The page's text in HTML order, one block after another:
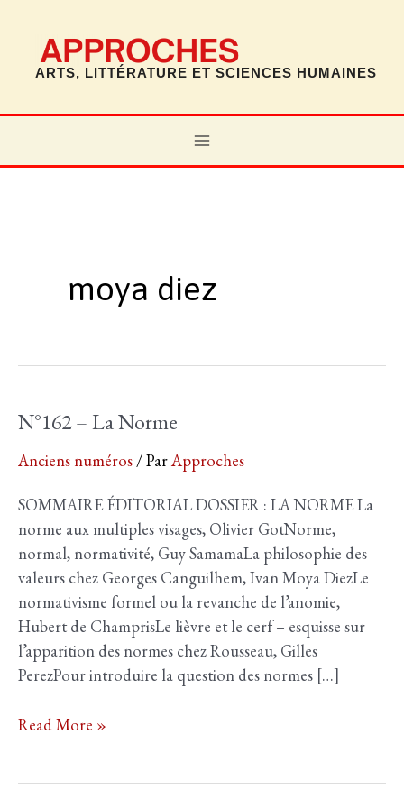
contenu
ARTS, LITTÉRATURE ET SCIENCES HUMAINES
MAIN
moya diez
N°162 – La Norme
Anciens numéros/ ParApproches
SOMMAIRE ÉDITORIAL DOSSIER : LA NORME La
norme aux multiples visages, Olivier GotNorme,
normal, normativité, Guy SamamaLa philosophie des
valeurs chez Georges Canguilhem, Ivan Moya DiezLe
normativisme formel ou la revanche de l’anomie,
Hubert de ChamprisLe lièvre et le cerf – esquisse sur
l’apparition des normes chez Rousseau, Gilles
PerezPour introduire la question des normes […]
N°162
Read More »